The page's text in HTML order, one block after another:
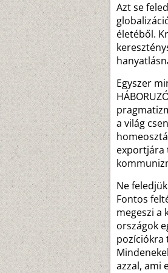
Azt se
életéből.
Egyszer
a világ
exportjára
Ne
Fontos
megeszi a
országok
pozíciókra
azzal, ami